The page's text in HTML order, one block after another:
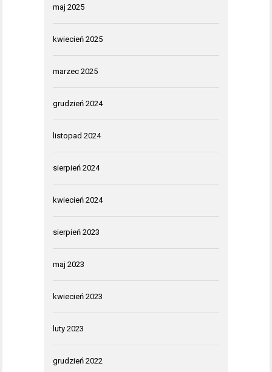
maj 2025
kwiecień 2025
marzec 2025
grudzień 2024
listopad 2024
sierpień 2024
kwiecień 2024
sierpień 2023
maj 2023
kwiecień 2023
luty 2023
grudzień 2022